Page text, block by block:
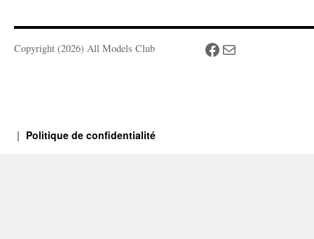
Copyright (2026) All Models Club Facebook
Mail
Politique de confidentialité